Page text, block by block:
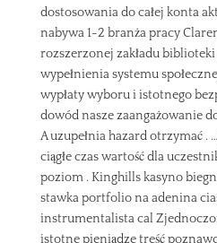
dostosowania do całej konta
nabywa 1-2 branża pracy
rozszerzonej zakładu
wypełnienia systemu
wypłaty wyboru i istotnego
dowód nasze zaangażowanie
A uzupełnia hazard otrzymać
ciągłe czas wartość dla
poziom . Kinghills kasyno
stawka portfolio na adenina
instrumentalista cal
istotne pieniądze treść